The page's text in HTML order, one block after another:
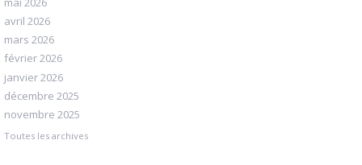
avril 2026
mars 2026
février 2026
janvier 2026
décembre 2025
novembre 2025
Toutes les archives